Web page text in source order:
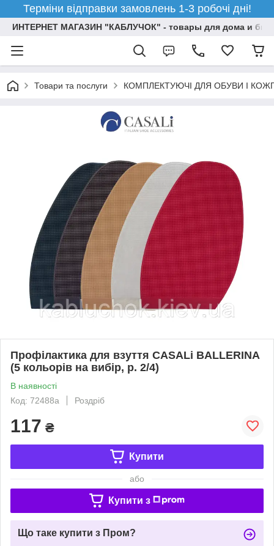
Терміни відправки замовлень 1-3 робочі дні!
ИНТЕРНЕТ МАГАЗИН "КАБЛУЧОК" - товары для дома и
Товари та послуги КОМПЛЕКТУЮЧІ ДЛЯ ОБУВИ І
Профілактика для взуття CASALi BALLERINA
(5 кольорів на вибір, р. 2/4)
В наявності
Код: 72488а
Роздріб
117 ₴
Купити
або
Купити з
Що таке купити з Пром?